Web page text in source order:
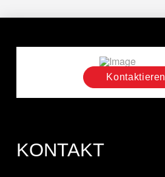
Kontaktieren
KONTAKT